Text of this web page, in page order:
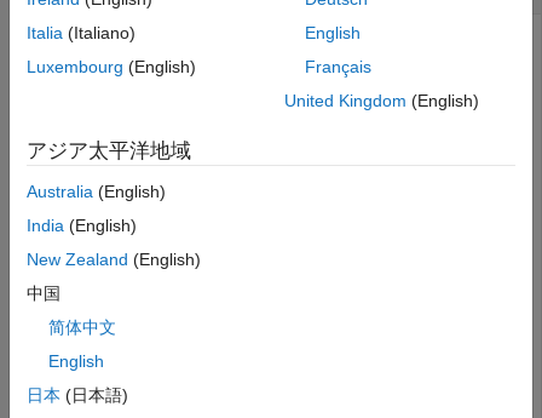
この例では、バックグラウンドから送信したデータを現在の
MATLAB セッションで自動的に処理する方法を示します。
DataQueueオブジェクトを作成します。現在の MATLAB セ
ッションにおいて、それぞれのデータの項目を
受信した後に、その項目を関数
示します。
afterEach(q,@disp);
魔方陣の和を
Italia (Italiano)
Luxembourg (English)
English
Français
United Kingdom (English)
アジア太平洋地域
Australia (English)
India (English)
New Zealand (English)
中国
简体中文
English
日本 (日本語)